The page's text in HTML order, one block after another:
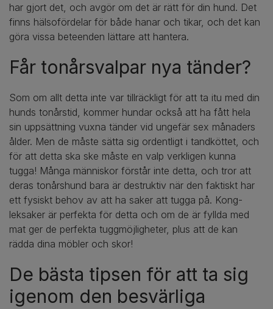
har gjort det, och avgör om det är rätt för din hund. Det
finns hälsofördelar för både hanar och tikar, och det kan
göra vissa beteenden lättare att hantera.
Får tonårsvalpar nya tänder?
Som om allt detta inte var tillräckligt för att ta itu med din
hunds tonårstid, kommer hundar också att ha fått hela
sin uppsättning vuxna tänder vid ungefär sex månaders
ålder. Men de måste sätta sig ordentligt i tandköttet, och
för att detta ska ske måste en valp verkligen kunna
tugga! Många människor förstår inte detta, och tror att
deras tonårshund bara är destruktiv när den faktiskt har
ett fysiskt behov av att ha saker att tugga på. Kong-
leksaker är perfekta för detta och om de är fyllda med
mat ger de perfekta tuggmöjligheter, plus att de kan
rädda dina möbler och skor!
De bästa tipsen för att ta sig
igenom den besvärliga